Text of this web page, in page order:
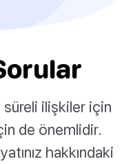
süreli ilişkiler için
de önemlidir.
hakkındaki